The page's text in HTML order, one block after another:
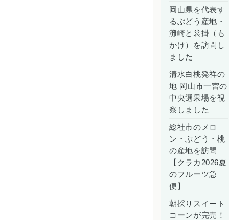
岡山県を代表す
るぶどう産地・
灘崎と裳掛（も
かけ）を訪問し
ました
清水白桃発祥の
地 岡山市一宮の
中央選果場を視
察しました
総社市のメロ
ン・ぶどう・桃
の産地を訪問
【クラカ2026夏
のフルーツ急
便】
朝採りスイート
コーンが完売！